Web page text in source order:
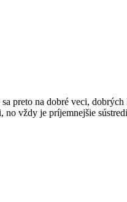
preto na dobré veci,
vždy je príjemnejšie